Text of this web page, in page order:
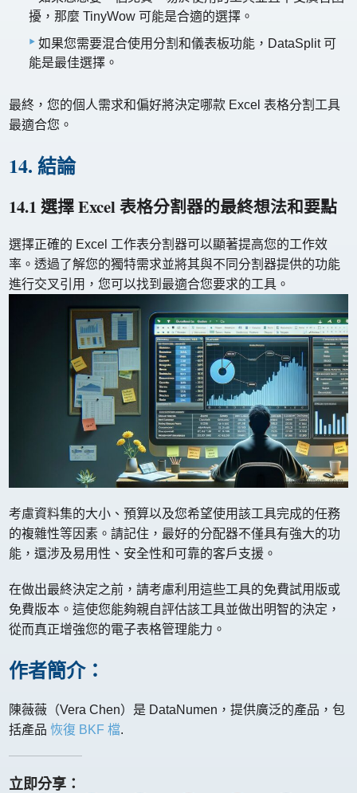
擾，那麼 TinyWow 可能是合適的選擇。
如果您需要混合使用分割和儀表板功能，DataSplit 可
能是最佳選擇。
最終，您的個人需求和偏好將決定哪款 Excel 表格分割工具
最適合您。
14. 結論
14.1 選擇 Excel 表格分割器的最終想法和要點
選擇正確的 Excel 工作表分割器可以顯著提高您的工作效
率。透過了解您的獨特需求並將其與不同分割器提供的功能
進行交叉引用，您可以找到最適合您要求的工具。
考慮資料集的大小、預算以及您希望使用該工具完成的任務
的複雜性等因素。請記住，最好的分配器不僅具有強大的功
能，還涉及易用性、安全性和可靠的客戶支援。
在做出最終決定之前，請考慮利用這些工具的免費試用版或
免費版本。這使您能夠親自評估該工具並做出明智的決定，
從而真正增強您的電子表格管理能力。
作者簡介：
陳薇薇（Vera Chen）是 DataNumen，提供廣泛的產品，包
括產品恢復 BKF 檔.
立即分享：